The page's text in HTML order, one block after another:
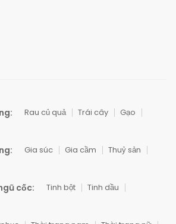
Rau củ quả Trái cây
Gạo
Gia súc Gia cầm
Thuỷ sản
cốc: Tinh bột
Tinh dầu